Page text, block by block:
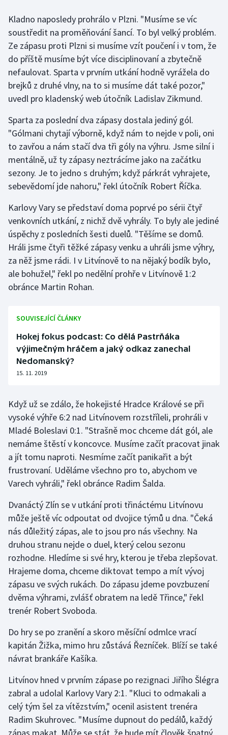
Futsal
Golf
Gymnastika
Házená
Jezdectví
Judo
Krasobruslení
Lyže a snowboard
Moderní pětiboj
Motorsport
Parasport
Plavání
Plážový volejbal
Rychlobruslení
Rychlostní kanoistika
Short track
Sportovní střelba
Stolní tenis
Triatlon
Veslování
Vodní slalom
Volejbal
Ostatní
Kladno naposledy prohrálo v Plzni. "Musíme se víc
soustředit na proměňování šancí. To byl velký problém.
Ze zápasu proti Plzni si musíme vzít poučení i v tom, že
do příště musíme být více disciplinovaní a zbytečně
nefaulovat. Sparta v prvním utkání hodně vyrážela do
brejků z druhé vlny, na to si musíme dát také pozor,"
uvedl pro kladenský web útočník Ladislav Zikmund.
Sparta za poslední dva zápasy dostala jediný gól.
"Gólmani chytají výborně, když nám to nejde v poli, oni
to zavřou a nám stačí dva tři góly na výhru. Jsme silní i
mentálně, už ty zápasy neztrácíme jako na začátku
sezony. Je to jedno s druhým; když párkrát vyhrajete,
sebevědomí jde nahoru," řekl útočník Robert Říčka.
Karlovy Vary se představí doma poprvé po sérii čtyř
venkovních utkání, z nichž dvě vyhrály. To byly ale jediné
úspěchy z posledních šesti duelů. "Těšíme se domů.
Hráli jsme čtyři těžké zápasy venku a uhráli jsme výhry,
za něž jsme rádi. I v Litvínově to na nějaký bodík bylo,
ale bohužel," řekl po nedělní prohře v Litvínově 1:2
obránce Martin Rohan.
SOUVISEJÍCÍ ČLÁNKY
Hokej fokus podcast: Co dělá Pastrňáka
výjimečným hráčem a jaký odkaz zanechal
Nedomanský?
15. 11. 2019
Když už se zdálo, že hokejisté Hradce Králové se při
vysoké výhře 6:2 nad Litvínovem rozstříleli, prohráli v
Mladé Boleslavi 0:1. "Strašně moc chceme dát gól, ale
nemáme štěstí v koncovce. Musíme začít pracovat jinak
a jít tomu naproti. Nesmíme začít panikařit a být
frustrovaní. Uděláme všechno pro to, abychom ve
Varech vyhráli," řekl obránce Radim Šalda.
Dvanáctý Zlín se v utkání proti třináctému Litvínovu
může ještě víc odpoutat od dvojice týmů u dna. "Čeká
nás důležitý zápas, ale to jsou pro nás všechny. Na
druhou stranu nejde o duel, který celou sezonu
rozhodne. Hledíme si své hry, kterou je třeba zlepšovat.
Hrajeme doma, chceme diktovat tempo a mít vývoj
zápasu ve svých rukách. Do zápasu jdeme povzbuzení
dvěma výhrami, zvlášť obratem na ledě Třince," řekl
trenér Robert Svoboda.
Do hry se po zranění a skoro měsíční odmlce vrací
kapitán Žižka, mimo hru zůstává Řezníček. Blíží se také
návrat brankáře Kašíka.
Litvínov hned v prvním zápase po rezignaci Jiřího Šlégra
zabral a udolal Karlovy Vary 2:1. "Kluci to odmakali a
celý tým šel za vítězstvím," ocenil asistent trenéra
Radim Skuhrovec. "Musíme dupnout do pedálů, každý